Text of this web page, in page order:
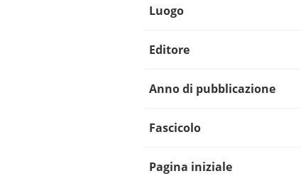
Luogo
Editore
Anno di pubblicazione
Fascicolo
Pagina iniziale